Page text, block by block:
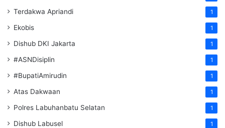
Terdakwa Apriandi 1
Ekobis 1
Dishub DKI Jakarta 1
#ASNDisiplin 1
#BupatiAmirudin 1
Atas Dakwaan 1
Polres Labuhanbatu Selatan 1
Dishub Labusel 1